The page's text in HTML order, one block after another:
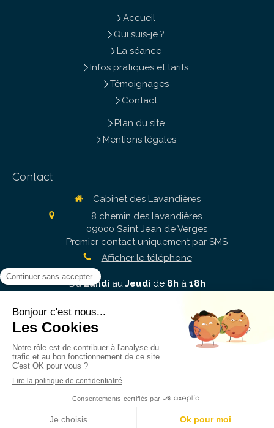
Accueil
Qui suis-je ?
La séance
Infos pratiques et tarifs
Témoignages
Contact
Plan du site
Mentions légales
Contact
Cabinet des Lavandières
8 chemin des lavandières
09000 Saint Jean de Verges
Premier contact uniquement par SMS
Afficher le téléphone
DuLundi au Jeudi de 8h à 18h
Création et référencement du site par Simplébo
Site référencé sur